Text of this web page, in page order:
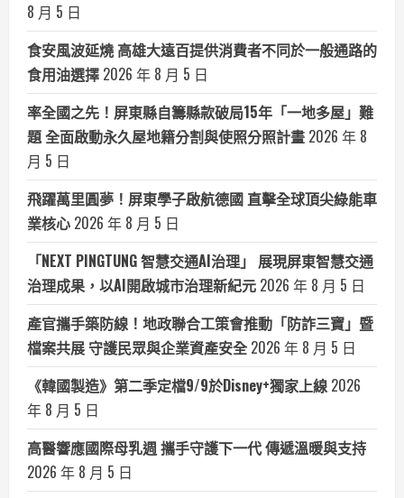
8 月 5 日
食安風波延燒 高雄大遠百提供消費者不同於一般通路的
食用油選擇 2026 年 8 月 5 日
率全國之先！屏東縣自籌縣款破局15年「一地多屋」難
題 全面啟動永久屋地籍分割與使照分照計畫 2026 年 8
月 5 日
飛躍萬里圓夢！屏東學子啟航德國 直擊全球頂尖綠能車
業核心 2026 年 8 月 5 日
「NEXT PINGTUNG 智慧交通AI治理」 展現屏東智慧交通
治理成果，以AI開啟城市治理新紀元 2026 年 8 月 5 日
產官攜手築防線！地政聯合工策會推動「防詐三寶」暨
檔案共展 守護民眾與企業資產安全 2026 年 8 月 5 日
《韓國製造》第二季定檔9/9於Disney+獨家上線 2026
年 8 月 5 日
高醫響應國際母乳週 攜手守護下一代 傳遞溫暖與支持
2026 年 8 月 5 日